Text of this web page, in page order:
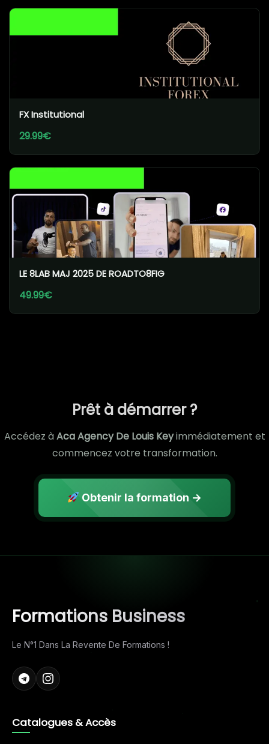
FX Institutional
29.99€
LE 8LAB MAJ 2025 DE ROADTO8FIG
49.99€
Prêt à démarrer ?
Accédez àAca Agency De Louis Keyimmédiatement et
commencez votre transformation.
Obtenir la formation →
Formations Business
Le N°1 Dans La Revente De Formations !
Catalogues & Accès